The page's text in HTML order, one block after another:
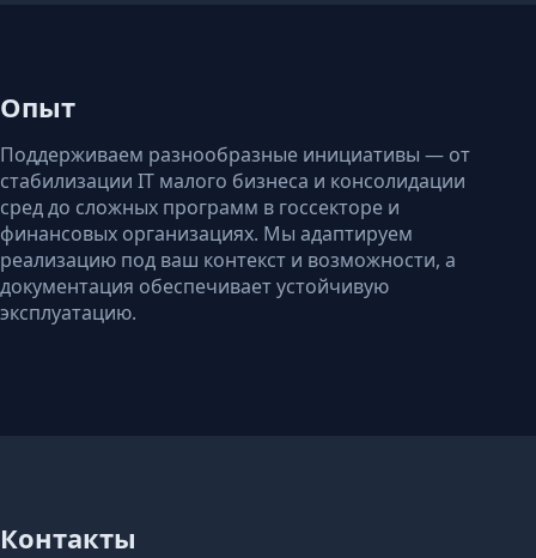
Опыт
Поддерживаем разнообразные инициативы — от
стабилизации IT малого бизнеса и консолидации
сред до сложных программ в госсекторе и
финансовых организациях. Мы адаптируем
реализацию под ваш контекст и возможности, а
документация обеспечивает устойчивую
эксплуатацию.
Контакты